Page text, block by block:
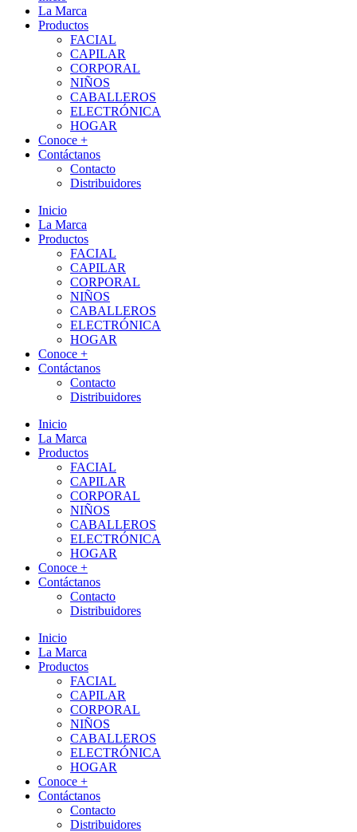
La Marca
Productos
FACIAL
CAPILAR
CORPORAL
NIÑOS
CABALLEROS
ELECTRÓNICA
HOGAR
Conoce +
Contáctanos
Contacto
Distribuidores
Inicio
La Marca
Productos
FACIAL
CAPILAR
CORPORAL
NIÑOS
CABALLEROS
ELECTRÓNICA
HOGAR
Conoce +
Contáctanos
Contacto
Distribuidores
Inicio
La Marca
Productos
FACIAL
CAPILAR
CORPORAL
NIÑOS
CABALLEROS
ELECTRÓNICA
HOGAR
Conoce +
Contáctanos
Contacto
Distribuidores
Inicio
La Marca
Productos
FACIAL
CAPILAR
CORPORAL
NIÑOS
CABALLEROS
ELECTRÓNICA
HOGAR
Conoce +
Contáctanos
Contacto
Distribuidores